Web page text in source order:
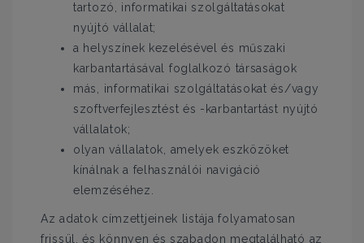
tartozó, informatikai szolgáltatásokat
nyújtó vállalat;
a helyszínek kezelésével és műszaki
karbantartásával foglalkozó társaságok
más, informatikai szolgáltatásokat és/vagy
szoftverfejlesztést és -karbantartást nyújtó
vállalatok;
olyan vállalatok, amelyek eszközöket
kínálnak a felhasználói navigáció
elemzéséhez.
Az adatok címzettjeinek listája folyamatosan
frissül, és könnyen és szabadon megtalálható az